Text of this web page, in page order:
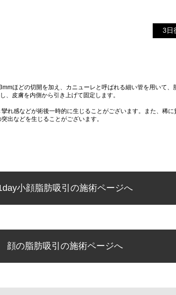
3日
ほどの切開を加え、カニューレと呼ばれる細い管を用いて
、皮膚を内側から引き上げて固定します。
れ感などが術後一時的に生じることがございます。また、稀
出などを生じることがございます。
小顔脂肪吸引の施術ページへ
顔の脂肪吸引の施術ページへ